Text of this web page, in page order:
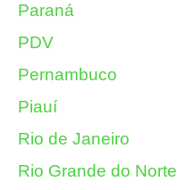
Paraná
PDV
Pernambuco
Piauí
Rio de Janeiro
Rio Grande do Norte